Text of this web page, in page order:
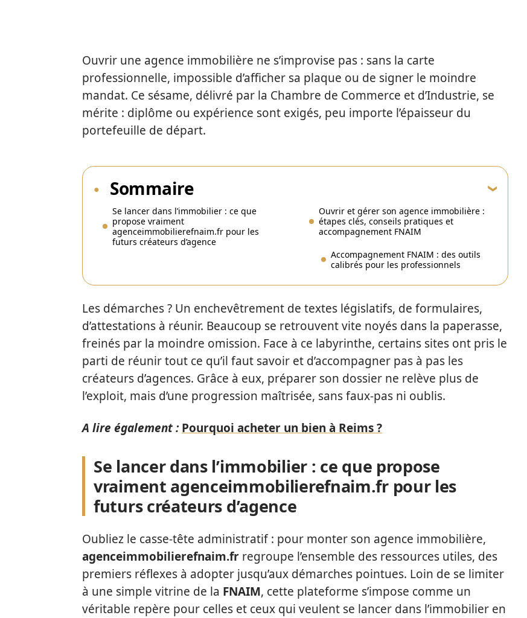
Ouvrir une agence immobilière ne s’improvise pas : sans la carte
professionnelle, impossible d’afficher sa plaque ou de signer le moindre
mandat. Ce sésame, délivré par la Chambre de Commerce et d’Industrie, se
mérite : diplôme ou expérience sont exigés, peu importe l’épaisseur du
portefeuille de départ.
Sommaire
Se lancer dans l’immobilier : ce que
propose vraiment
agenceimmobilierefnaim.fr pour les
futurs créateurs d’agence
Ouvrir et gérer son agence immobilière :
étapes clés, conseils pratiques et
accompagnement FNAIM
Accompagnement FNAIM : des outils
calibrés pour les professionnels
Les démarches ? Un enchevêtrement de textes législatifs, de formulaires,
d’attestations à réunir. Beaucoup se retrouvent vite noyés dans la paperasse,
freinés par la moindre omission. Face à ce labyrinthe, certains sites ont pris le
parti de réunir tout ce qu’il faut savoir et d’accompagner pas à pas les
créateurs d’agences. Grâce à eux, préparer son dossier ne relève plus de
l’exploit, mais d’une progression maîtrisée, sans faux-pas ni oublis.
A lire également : Pourquoi acheter un bien à Reims ?
Se lancer dans l’immobilier : ce que propose
vraiment agenceimmobilierefnaim.fr pour les
futurs créateurs d’agence
Oubliez le casse-tête administratif : pour monter son agence immobilière,
agenceimmobilierefnaim.fr regroupe l’ensemble des ressources utiles, des
premiers réflexes à adopter jusqu’aux démarches pointues. Loin de se limiter
à une simple vitrine de la FNAIM, cette plateforme s’impose comme un
véritable repère pour celles et ceux qui veulent se lancer dans l’immobilier en